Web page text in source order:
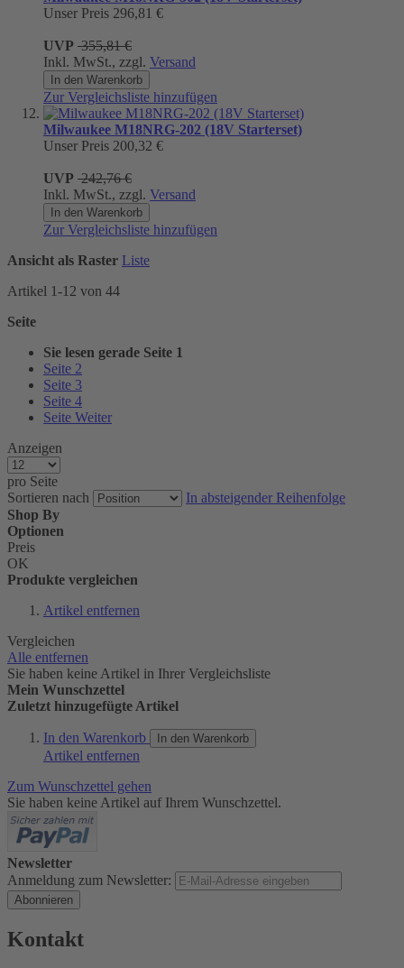
Unser Preis 296,81 €
UVP 355,81 €
Inkl. MwSt., zzgl. Versand
In den Warenkorb
Zur Vergleichsliste hinzufügen
Milwaukee M18NRG-202 (18V Starterset)
Unser Preis 200,32 €
UVP 242,76 €
Inkl. MwSt., zzgl. Versand
In den Warenkorb
Zur Vergleichsliste hinzufügen
Ansicht als Raster Liste
Artikel 1-12 von 44
Seite
Sie lesen gerade Seite 1
Seite 2
Seite 3
Seite 4
Seite Weiter
Anzeigen
pro Seite
Sortieren nach
In absteigender Reihenfolge
Shop By
Optionen
Preis
OK
Produkte vergleichen
Artikel entfernen
Vergleichen
Alle entfernen
Sie haben keine Artikel in Ihrer Vergleichsliste
Mein Wunschzettel
Zuletzt hinzugefügte Artikel
In den Warenkorb In den Warenkorb
Artikel entfernen
Zum Wunschzettel gehen
Sie haben keine Artikel auf Ihrem Wunschzettel.
Newsletter
Anmeldung zum Newsletter:
Abonnieren
Kontakt